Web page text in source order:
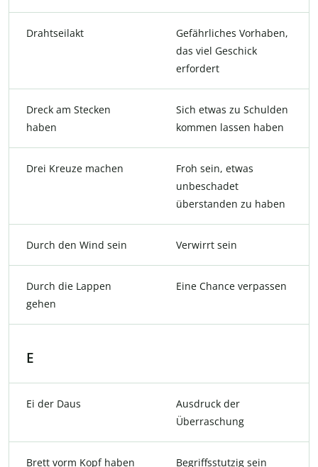
Drahtseilakt
Gefährliches Vorhaben,
das viel Geschick
erfordert
Dreck am Stecken
haben
Sich etwas zu Schulden
kommen lassen haben
Drei Kreuze machen
Froh sein, etwas
unbeschadet
überstanden zu haben
Durch den Wind sein Verwirrt sein
Durch die Lappen
gehen
Eine Chance verpassen
E
Ei der Daus
Ausdruck der
Überraschung
Brett vorm Kopf haben Begriffsstutzig sein